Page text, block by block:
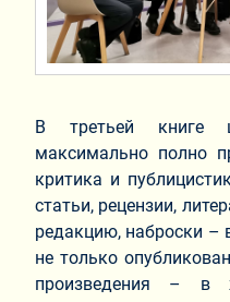
В третьей книге
максимально полно
критика и
статьи, рецензии,
редакцию, наброски –
не только
произведения – в